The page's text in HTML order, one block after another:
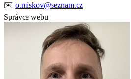
✉️ o.miskov@seznam.cz
Správce webu